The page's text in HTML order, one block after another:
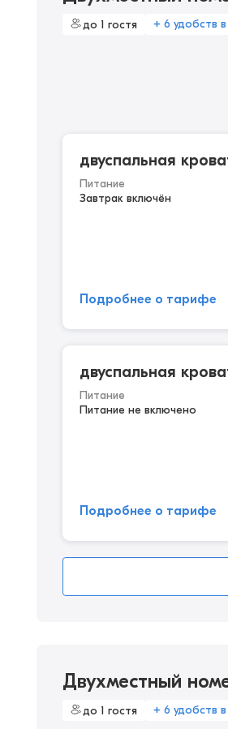
до 1 гостя + 6 удобств
двуспальная
Питание
Завтрак включён
Подробнее о тарифе
двуспальная
Питание
Питание не включено
Подробнее о тарифе
Двухместный
до 1 гостя + 6 удобств